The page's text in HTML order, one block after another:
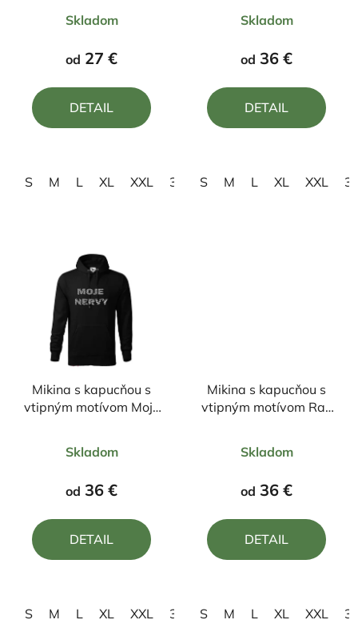
hodnotenie
produktu
z
Skladom
od 27 €
DETAIL
S M L XL XXL 3XL
hodnotenie
produktu
z
Skladom
od 36 €
DETAIL
S M L XL XXL
Mikina s kapucňou s
vtipným motívom Moje
hodnotenie
produktu
z
Skladom
od 36 €
DETAIL
S M L XL XXL 3XL
Mikina s kapucňou s
vtipným motívom Raz
hodnotenie
produktu
z
Skladom
od 36 €
DETAIL
S M L XL XXL